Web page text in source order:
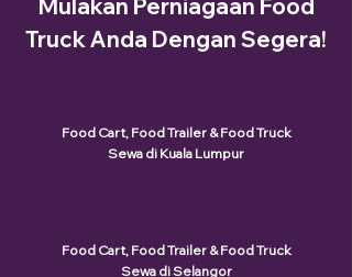
Mulakan Perniagaan Food
Truck Anda Dengan Segera!
Food Cart, Food Trailer & Food Truck
Sewa di Kuala Lumpur
Food Cart, Food Trailer & Food Truck
Sewa di Selangor